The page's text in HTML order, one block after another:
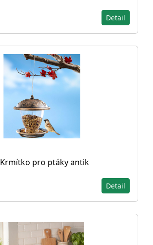
Detail
Krmítko pro ptáky antik
Detail